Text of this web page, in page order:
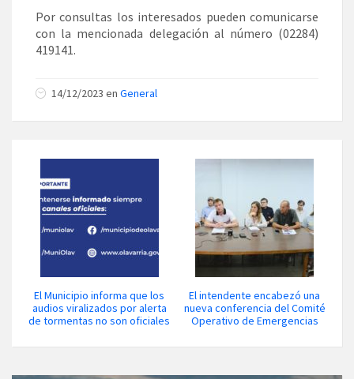
Por consultas los interesados pueden comunicarse
con la mencionada delegación al número (02284)
419141.
14/12/2023 en General
El Municipio informa que los
audios viralizados por alerta
de tormentas no son oficiales
El intendente encabezó una
nueva conferencia del Comité
Operativo de Emergencias